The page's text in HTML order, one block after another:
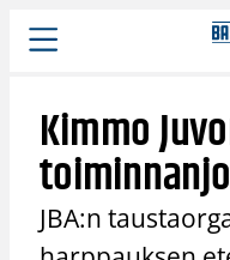
Siirry
sisältöön
Kimmo
JBA:n